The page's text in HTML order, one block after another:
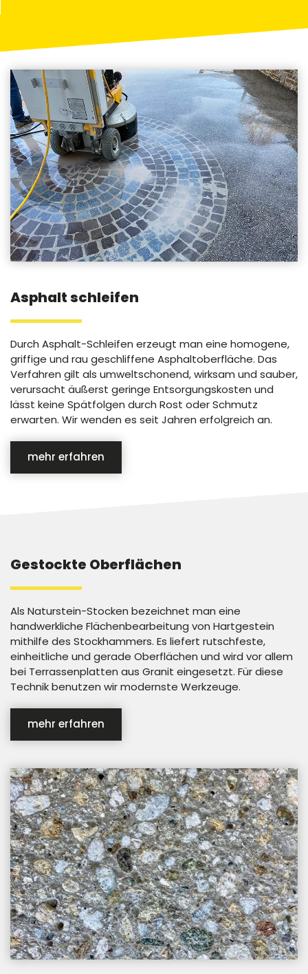
Asphalt schleifen
Durch Asphalt-Schleifen erzeugt man eine homogene,
griffige und rau geschliffene Asphaltoberfläche. Das
Verfahren gilt als umweltschonend, wirksam und sauber,
verursacht äußerst geringe Entsorgungskosten und
lässt keine Spätfolgen durch Rost oder Schmutz
erwarten. Wir wenden es seit Jahren erfolgreich an.
mehr erfahren
Gestockte Oberflächen
Als Naturstein-Stocken bezeichnet man eine
handwerkliche Flächenbearbeitung von Hartgestein
mithilfe des Stockhammers. Es liefert rutschfeste,
einheitliche und gerade Oberflächen und wird vor allem
bei Terrassenplatten aus Granit eingesetzt. Für diese
Technik benutzen wir modernste Werkzeuge.
mehr erfahren